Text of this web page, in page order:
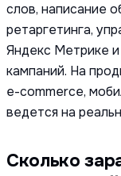
слов, написание
ретаргетинга,
Яндекс Метрике
кампаний. На
e-commerce,
ведется на
Сколько зарабатывает специалист по